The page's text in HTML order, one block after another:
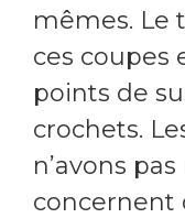
mêmes. Le
ces coupes
points de
crochets.
n’avons
concernent